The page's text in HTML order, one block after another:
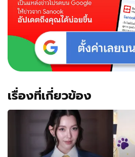
ทายาท
ล้าน
ซีพี
เรื่องที่เกี่ยวข้อง